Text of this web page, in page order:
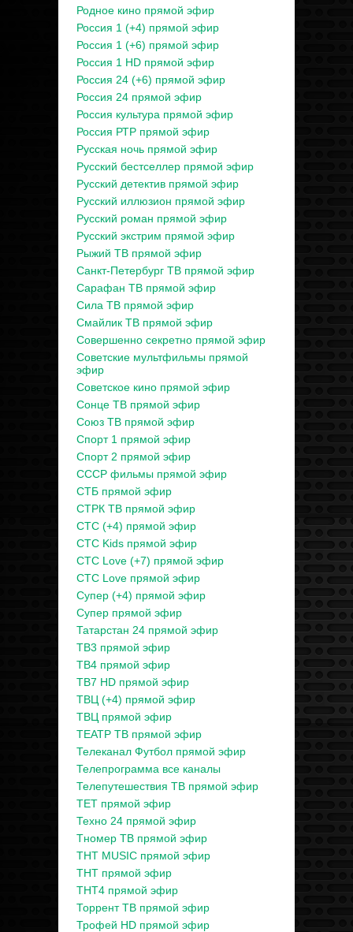
Родное кино прямой эфир
Россия 1 (+4) прямой эфир
Россия 1 (+6) прямой эфир
Россия 1 HD прямой эфир
Россия 24 (+6) прямой эфир
Россия 24 прямой эфир
Россия культура прямой эфир
Россия РТР прямой эфир
Русская ночь прямой эфир
Русский бестселлер прямой эфир
Русский детектив прямой эфир
Русский иллюзион прямой эфир
Русский роман прямой эфир
Русский экстрим прямой эфир
Рыжий ТВ прямой эфир
Санкт-Петербург ТВ прямой эфир
Сарафан ТВ прямой эфир
Сила ТВ прямой эфир
Смайлик ТВ прямой эфир
Совершенно секретно прямой эфир
Советские мультфильмы прямой
эфир
Советское кино прямой эфир
Сонце ТВ прямой эфир
Союз ТВ прямой эфир
Спорт 1 прямой эфир
Спорт 2 прямой эфир
СССР фильмы прямой эфир
СТБ прямой эфир
СТРК ТВ прямой эфир
СТС (+4) прямой эфир
СТС Kids прямой эфир
СТС Love (+7) прямой эфир
СТС Love прямой эфир
Супер (+4) прямой эфир
Супер прямой эфир
Татарстан 24 прямой эфир
ТВ3 прямой эфир
ТВ4 прямой эфир
ТВ7 HD прямой эфир
ТВЦ (+4) прямой эфир
ТВЦ прямой эфир
ТЕАТР ТВ прямой эфир
Телеканал Футбол прямой эфир
Телепрограмма все каналы
Телепутешествия ТВ прямой эфир
ТЕТ прямой эфир
Техно 24 прямой эфир
Тномер ТВ прямой эфир
ТНТ MUSIC прямой эфир
ТНТ прямой эфир
ТНТ4 прямой эфир
Торрент ТВ прямой эфир
Трофей HD прямой эфир